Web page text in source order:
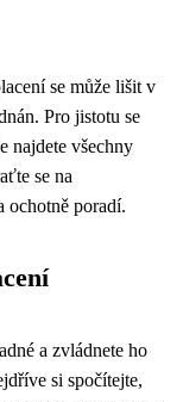
se může lišit v
Pro jistotu se
najdete všechny
se na
ochotně poradí.
a zvládnete ho
si spočítejte,